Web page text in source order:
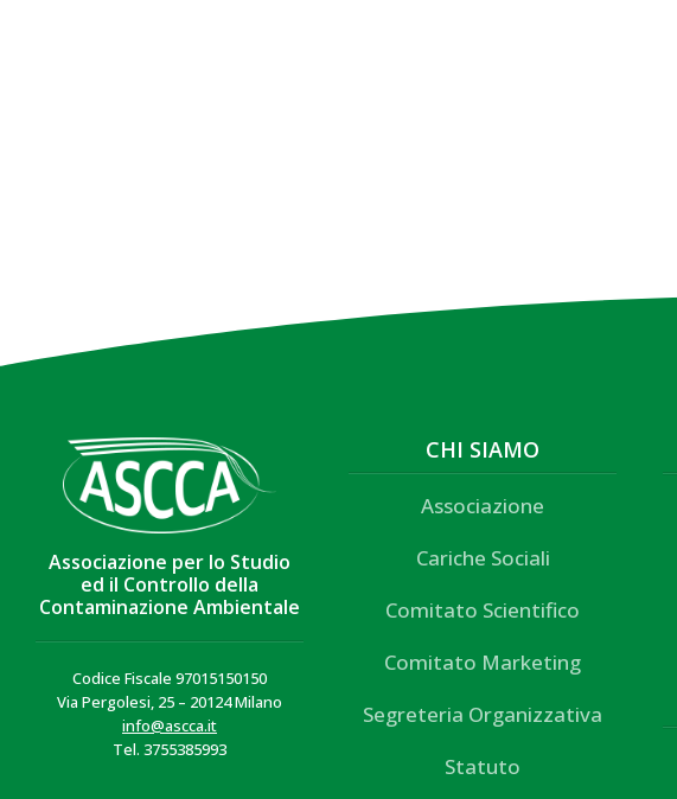
Associazione per lo Studio
ed il Controllo della
Contaminazione Ambientale
Codice Fiscale 97015150150
Via Pergolesi, 25 – 20124 Milano
info@ascca.it
Tel. 3755385993
CHI SIAMO
Associazione
Cariche Sociali
Comitato Scientifico
Comitato Marketing
Segreteria Organizzativa
Statuto